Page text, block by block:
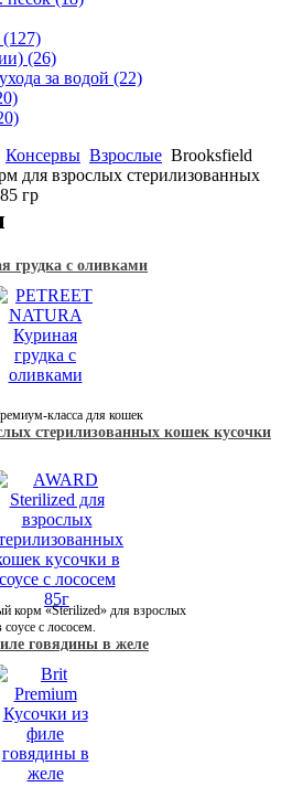
(127)
(26)
за водой (22)
Консервы Взрослые Brooksfield
для взрослых стерилизованных
гр
грудка с оливками
класса для кошек
стерилизованных кошек кусочки
корм «Sterilized» для взрослых
с лососем.
говядины в желе